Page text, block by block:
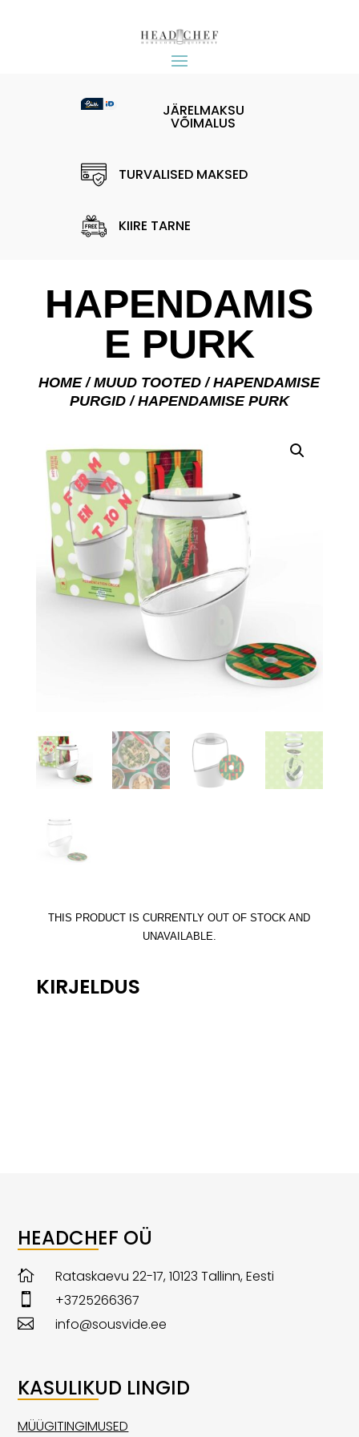
JÄRELMAKSU
VÕIMALUS
TURVALISED MAKSED
KIIRE TARNE
HAPENDAMIS
E PURK
HOME/MUUD TOOTED /HAPENDAMISE
PURGID/ HAPENDAMISE PURK
THIS PRODUCT IS CURRENTLY OUT OF STOCK AND
UNAVAILABLE.
KIRJELDUS
HEADCHEF OÜ
 Rataskaevu 22-17, 10123 Tallinn, Eesti
 +3725266367
 info@sousvide.ee
KASULIKUD LINGID
MÜÜGITINGIMUSED